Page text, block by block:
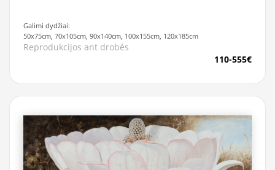
Galimi dydžiai:
50x75cm, 70x105cm, 90x140cm, 100x155cm, 120x185cm
Reprodukcijos ant drobės
110-555€